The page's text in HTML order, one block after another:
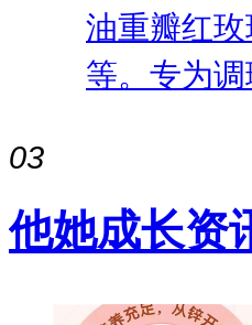
油重瓣红
等。专为
03
他她成长资